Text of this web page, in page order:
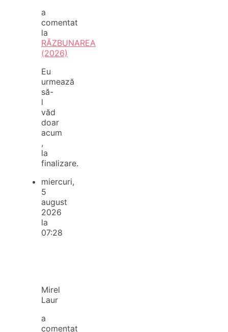
a
comentat
la
RĂZBUNAREA
(2026)
Eu
urmează
să-
l
văd
doar
acum
,
la
finalizare.
miercuri,
5
august
2026
la
07:28
Mirel
Laur
a
comentat